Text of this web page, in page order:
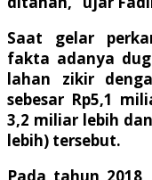
Saat gelar
fakta adanya
lahan zikir
sebesar Rp5,1
3,2 miliar lebih
lebih) tersebut.